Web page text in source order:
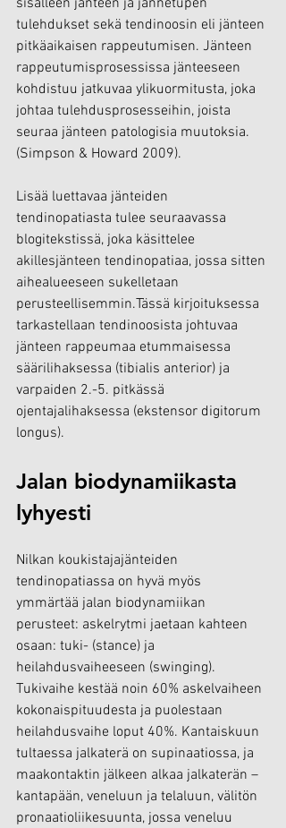
tulehdukset sekä tendinoosin eli jänteen
pitkäaikaisen rappeutumisen. Jänteen
rappeutumisprosessissa jänteeseen
kohdistuu jatkuvaa ylikuormitusta, joka
johtaa tulehdusprosesseihin, joista
seuraa jänteen patologisia muutoksia.
(Simpson & Howard 2009).
Lisää luettavaa jänteiden
tendinopatiasta tulee seuraavassa
blogitekstissä, joka käsittelee
akillesjänteen tendinopatiaa, jossa sitten
aihealueeseen sukelletaan
perusteellisemmin.Tässä kirjoituksessa
tarkastellaan tendinoosista johtuvaa
jänteen rappeumaa etummaisessa
säärilihaksessa (tibialis anterior) ja
varpaiden 2.-5. pitkässä
ojentajalihaksessa (ekstensor digitorum
longus).
Jalan biodynamiikasta
lyhyesti
Nilkan koukistajajänteiden
tendinopatiassa on hyvä myös
ymmärtää jalan biodynamiikan
perusteet: askelrytmi jaetaan kahteen
osaan: tuki- (stance) ja
heilahdusvaiheeseen (swinging).
Tukivaihe kestää noin 60% askelvaiheen
kokonaispituudesta ja puolestaan
heilahdusvaihe loput 40%. Kantaiskuun
tultaessa jalkaterä on supinaatiossa, ja
maakontaktin jälkeen alkaa jalkaterän –
kantapään, veneluun ja telaluun, välitön
pronaatioliikesuunta, jossa veneluu